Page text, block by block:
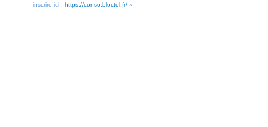
inscrire ici : https://conso.bloctel.fr/ »